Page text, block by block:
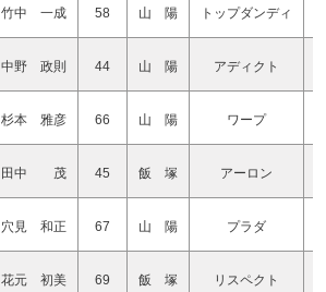
竹中 一成 58 山 陽 トップダンディ
中野 政則 44 山 陽 アディクト
杉本 雅彦 66 山 陽 ワープ
田中 茂 45 飯 塚 アーロン
穴見 和正 67 山 陽 プラダ
花元 初美 69 飯 塚 リスペクト